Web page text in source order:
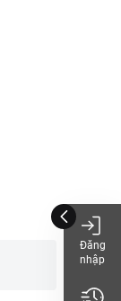
Đăng
nhập